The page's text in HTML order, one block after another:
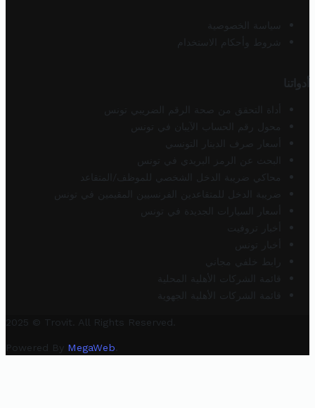
سياسة الخصوصية
شروط وأحكام الاستخدام
أدواتنا
أداة التحقق من صحة الرقم الضريبي تونس
محول رقم الحساب الآيبان في تونس
أسعار صرف الدينار التونسي
البحث عن الرمز البريدي في تونس
محاكي ضريبة الدخل الشخصي للموظف/المتقاعد
ضريبة الدخل للمتقاعدين الفرنسيين المقيمين في تونس
أسعار السيارات الجديدة في تونس
أخبار تروفيت
أخبار تونس
رابط خلفي مجاني
قائمة الشركات الأهلية المحلية
قائمة الشركات الأهلية الجهوية
2025 © Trovit. All Rights Reserved.
Powered By MegaWeb